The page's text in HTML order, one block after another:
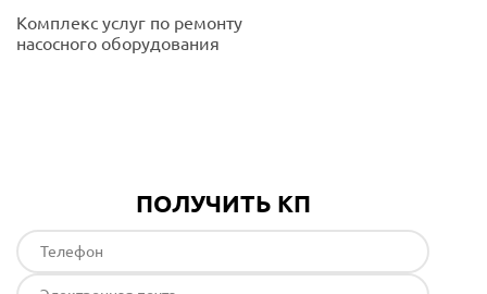
Комплекс услуг по ремонту
насосного оборудования
ПОЛУЧИТЬ КП